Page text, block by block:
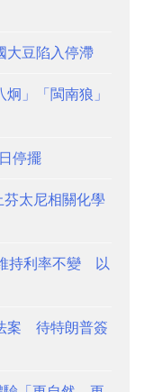
大豆陷入停滯
」「閩南狼」
停擺
太尼相關化學
持利率不變 以
案 待特朗普簽